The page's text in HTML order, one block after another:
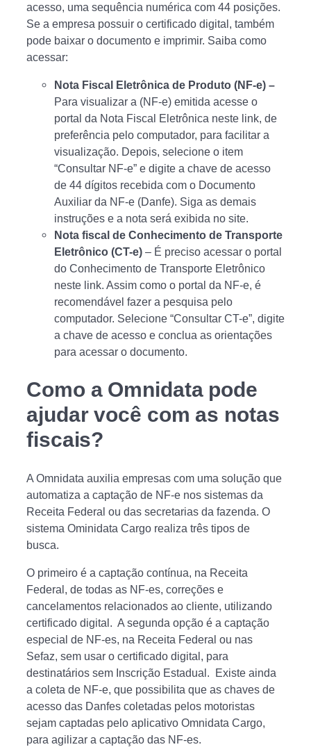
acesso, uma sequência numérica com 44 posições.
Se a empresa possuir o certificado digital, também
pode baixar o documento e imprimir. Saiba como
acessar:
Nota Fiscal Eletrônica de Produto (NF-e) –
Para visualizar a (NF-e) emitida acesse o
portal da Nota Fiscal Eletrônica neste link, de
preferência pelo computador, para facilitar a
visualização. Depois, selecione o item
“Consultar NF-e” e digite a chave de acesso
de 44 dígitos recebida com o Documento
Auxiliar da NF-e (Danfe). Siga as demais
instruções e a nota será exibida no site.
Nota fiscal de Conhecimento de Transporte
Eletrônico (CT-e) – É preciso acessar o portal
do Conhecimento de Transporte Eletrônico
neste link. Assim como o portal da NF-e, é
recomendável fazer a pesquisa pelo
computador. Selecione “Consultar CT-e”, digite
a chave de acesso e conclua as orientações
para acessar o documento.
Como a Omnidata pode
ajudar você com as notas
fiscais?
A Omnidata auxilia empresas com uma solução que
automatiza a captação de NF-e nos sistemas da
Receita Federal ou das secretarias da fazenda. O
sistema Ominidata Cargo realiza três tipos de
busca.
O primeiro é a captação contínua, na Receita
Federal, de todas as NF-es, correções e
cancelamentos relacionados ao cliente, utilizando
certificado digital. A segunda opção é a captação
especial de NF-es, na Receita Federal ou nas
Sefaz, sem usar o certificado digital, para
destinatários sem Inscrição Estadual. Existe ainda
a coleta de NF-e, que possibilita que as chaves de
acesso das Danfes coletadas pelos motoristas
sejam captadas pelo aplicativo Omnidata Cargo,
para agilizar a captação das NF-es.